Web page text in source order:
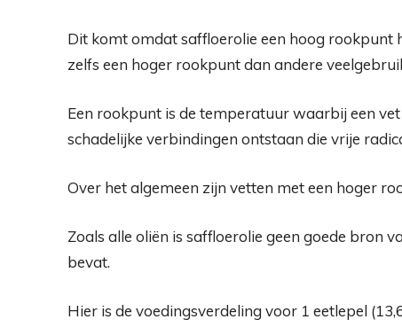
Dit komt omdat saffloerolie een hoog
zelfs een hoger rookpunt dan andere
Een rookpunt is de temperatuur waarbij een
schadelijke verbindingen ontstaan ​​die vrije
Over het algemeen zijn vetten met een hoger
Zoals alle oliën is saffloerolie geen goede bron
bevat.
Hier is de voedingsverdeling voor 1 eetlepel